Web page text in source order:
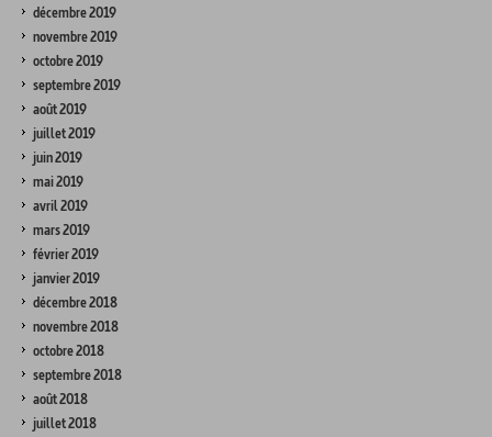
décembre 2019
novembre 2019
octobre 2019
septembre 2019
août 2019
juillet 2019
juin 2019
mai 2019
avril 2019
mars 2019
février 2019
janvier 2019
décembre 2018
novembre 2018
octobre 2018
septembre 2018
août 2018
juillet 2018